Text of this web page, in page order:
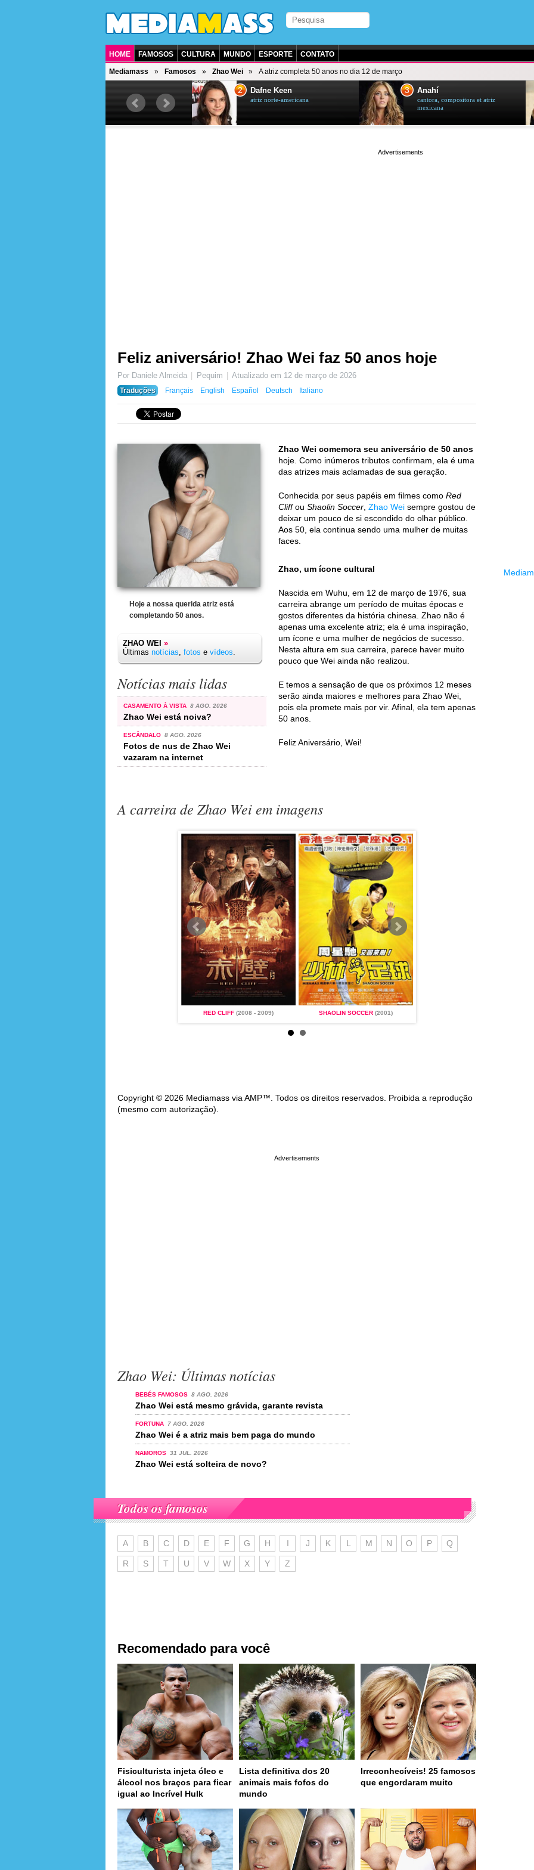
HOME FAMOSOS CULTURA MUNDO ESPORTE CONTATO
Mediamass Famosos Zhao Wei A atriz completa 50 anos no dia 12 de março
2 Dafne Keen
atriz norte-americana
3 Anahí
cantora, compositora et atriz
mexicana
Feliz aniversário! Zhao Wei faz 50 anos hoje
Por Daniele Almeida Pequim Atualizado em 12 de março de 2026
Traduções
Français English Español Deutsch Italiano
Hoje a nossa querida atriz está
completando 50 anos.
ZHAO WEI »
Últimas notícias, fotos e vídeos.
Notícias mais lidas
CASAMENTO À VISTA 8 AGO. 2026
Zhao Wei está noiva?
ESCÂNDALO 8 AGO. 2026
Fotos de nus de Zhao Wei
vazaram na internet
Zhao Wei comemora seu aniversário de 50 anos
hoje. Como inúmeros tributos confirmam, ela é uma
das atrizes mais aclamadas de sua geração.
Conhecida por seus papéis em filmes como Red
Cliffou Shaolin Soccer Zhao Wei sempre gostou de
deixar um pouco de si escondido do olhar público.
Aos 50, ela continua sendo uma mulher de muitas
faces.
Zhao, um ícone cultural
Nascida em Wuhu, em 12 de março de 1976, sua
carreira abrange um período de muitas épocas e
gostos diferentes da história chinesa. Zhao não é
apenas uma excelente atriz; ela é uma inspiração,
um ícone e uma mulher de negócios de sucesso.
Nesta altura em sua carreira, parece haver muito
pouco que Wei ainda não realizou.
E temos a sensação de que os próximos 12 meses
serão ainda maiores e melhores para Zhao Wei,
pois ela promete mais por vir. Afinal, ela tem apenas
50 anos.
Feliz Aniversário, Wei!
A carreira de Zhao Wei em imagens
RED CLIFF(2008 - 2009) SHAOLIN SOCCER(2001)
Copyright © 2026 Mediamass via AMP™. Todos os direitos reservados. Proibida a reprodução
(mesmo com autorização).
Zhao Wei: Últimas notícias
BEBÉS FAMOSOS 8 AGO. 2026
Zhao Wei está mesmo grávida, garante revista
FORTUNA 7 AGO. 2026
Zhao Wei é a atriz mais bem paga do mundo
NAMOROS 31 JUL. 2026
Zhao Wei está solteira de novo?
Todos os famosos
A B C D E F G H I J K L M N O P Q
R S T U V W X Y Z
Recomendado para você
Fisiculturista injeta óleo e
álcool nos braços para ficar
igual ao Incrível Hulk
Lista definitiva dos 20
animais mais fofos do
mundo
Irreconhecíveis! 25 famosos
que engordaram muito